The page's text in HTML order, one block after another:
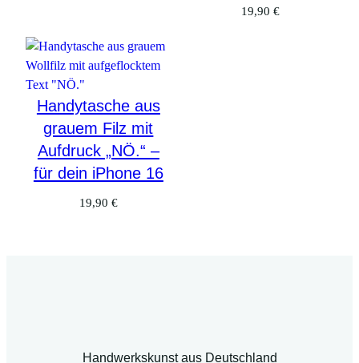
19,90€
Handytasche aus
grauem Filz mit
Aufdruck „NÖ.“ –
für dein iPhone 16
19,90 €
Handwerkskunst aus Deutschland